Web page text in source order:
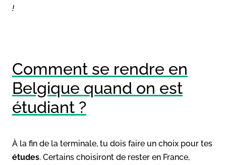
!
Comment se rendre en
Belgique quand on est
étudiant ?
À la fin de la terminale, tu dois faire un choix pour tes
études. Certains choisiront de rester en France,